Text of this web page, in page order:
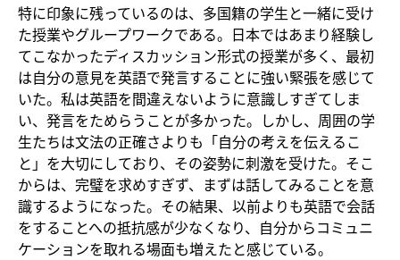
特に印象に残っているのは、多国籍の学生と一緒に受け
た授業やグループワークである。日本ではあまり経験し
てこなかったディスカッション形式の授業が多く、最初
は自分の意見を英語で発言することに強い緊張を感じて
いた。私は英語を間違えないように意識しすぎてしま
い、発言をためらうことが多かった。しかし、周囲の学
生たちは文法の正確さよりも「自分の考えを伝えるこ
と」を大切にしており、その姿勢に刺激を受けた。そこ
からは、完璧を求めすぎず、まずは話してみることを意
識するようになった。その結果、以前よりも英語で会話
をすることへの抵抗感が少なくなり、自分からコミュニ
ケーションを取れる場面も増えたと感じている。